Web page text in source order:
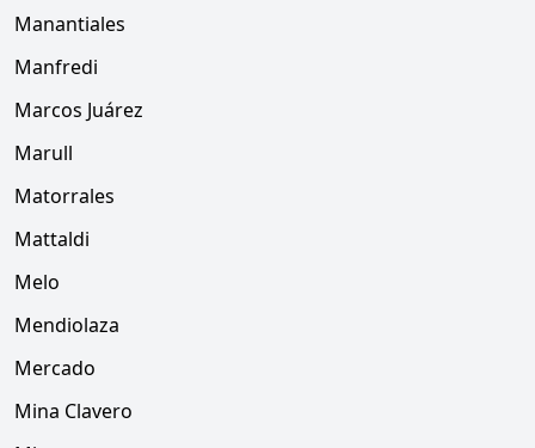
Manantiales
Manfredi
Marcos Juárez
Marull
Matorrales
Mattaldi
Melo
Mendiolaza
Mercado
Mina Clavero